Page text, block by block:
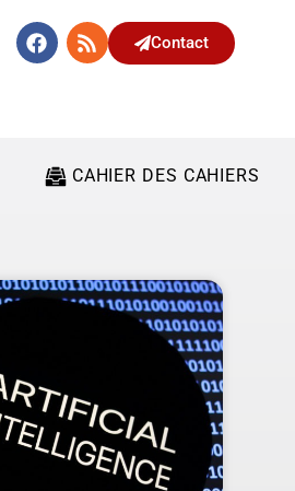
Contact
CAHIER DES CAHIERS